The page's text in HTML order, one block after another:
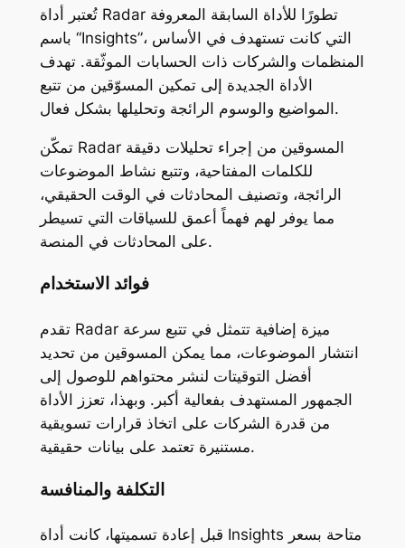
تُعتبر أداة Radar تطورًا للأداة السابقة المعروفة
باسم “Insights”، التي كانت تستهدف في الأساس
المنظمات والشركات ذات الحسابات الموثّقة. تهدف
الأداة الجديدة إلى تمكين المسوّقين من تتبع
المواضيع والوسوم الرائجة وتحليلها بشكل فعال.
تمكّن Radar المسوقين من إجراء تحليلات دقيقة
للكلمات المفتاحية، وتتبع نشاط الموضوعات
الرائجة، وتصنيف المحادثات في الوقت الحقيقي،
مما يوفر لهم فهماً أعمق للسياقات التي تسيطر
على المحادثات في المنصة.
فوائد الاستخدام
تقدم Radar ميزة إضافية تتمثل في تتبع سرعة
انتشار الموضوعات، مما يمكن المسوقين من تحديد
أفضل التوقيتات لنشر محتواهم للوصول إلى
الجمهور المستهدف بفعالية أكبر. وبهذا، تعزز الأداة
من قدرة الشركات على اتخاذ قرارات تسويقية
مستنيرة تعتمد على بيانات حقيقية.
التكلفة والمنافسة
قبل إعادة تسميتها، كانت أداة Insights متاحة بسعر